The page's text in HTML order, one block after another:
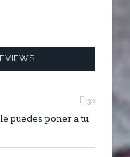
30
puedes poner a tu